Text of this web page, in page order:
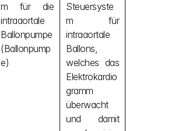
m für die
intraaortale
Ballonpumpe
(Ballonpump
e)
Steuersyste
m für
intraaortale
Ballons,
welches das
Elektrokardio
gramm
überwacht
und damit